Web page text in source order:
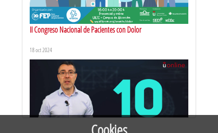
URJCx-MOOC LUMBAR. El impacto del dolor crónico. Definición
y tipos de dolor lumbar
II Congreso Nacional de Pacientes con Dolor
18 oct 2024